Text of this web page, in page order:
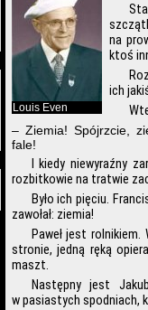
Louis Even
na
ktoś
ich
– Ziemia! Spójrzcie,
fale!
I kiedy niewyraźny
rozbitkowie na tratwie
Było ich pięciu.
zawołał: ziemia!
Paweł jest
stronie, jedną ręką
maszt.
Następny jest
w pasiastych spodniach,